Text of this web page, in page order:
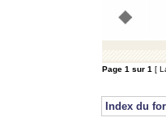
Page 1 sur 1 [
Index du